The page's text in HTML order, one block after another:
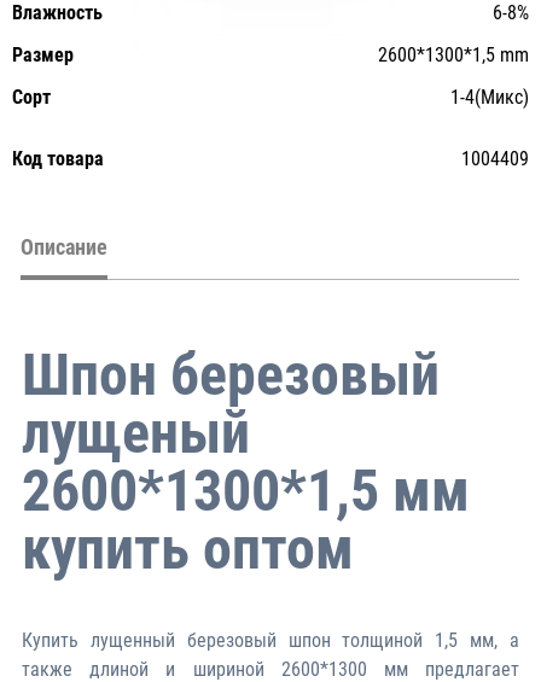
Влажность
6-8%
Размер
2600*1300*1,5 mm
Сорт
1-4(Микс)
Код товара 1004409
Описание
Шпон березовый
лущеный
2600*1300*1,5 мм
купить оптом
Купить лущенный березовый шпон толщиной 1,5 мм, а
также длиной и шириной 2600*1300 мм предлагает